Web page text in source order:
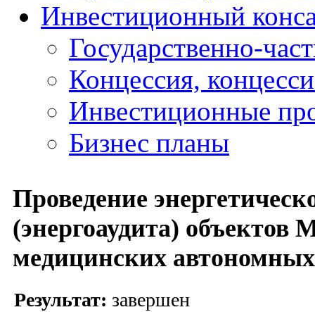
Инвестиционный
Государственно-
Концессия,
Инвестиционные
Бизнес планы
Проведение
(энергоаудита)
медицинских
Результат: завершен